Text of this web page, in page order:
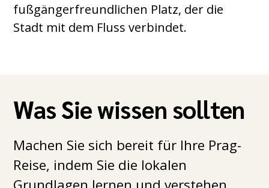
fußgängerfreundlichen Platz, der die
Stadt mit dem Fluss verbindet.
Was Sie wissen sollten
Machen Sie sich bereit für Ihre Prag-
Reise, indem Sie die lokalen